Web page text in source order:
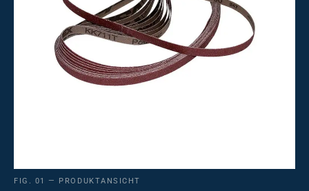
FIG. 01 — PRODUKTANSICHT